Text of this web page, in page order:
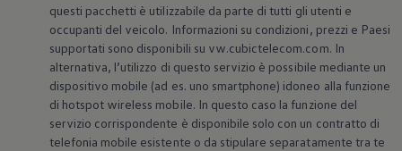
questi pacchetti è utilizzabile da parte di tutti gli utenti e
occupanti del veicolo. Informazioni su condizioni, prezzi e Paesi
supportati sono disponibili su vw.cubictelecom.com. In
alternativa, l’utilizzo di questo servizio è possibile mediante un
dispositivo mobile (ad es. uno smartphone) idoneo alla funzione
di hotspot wireless mobile. In questo caso la funzione del
servizio corrispondente è disponibile solo con un contratto di
telefonia mobile esistente o da stipulare separatamente tra te